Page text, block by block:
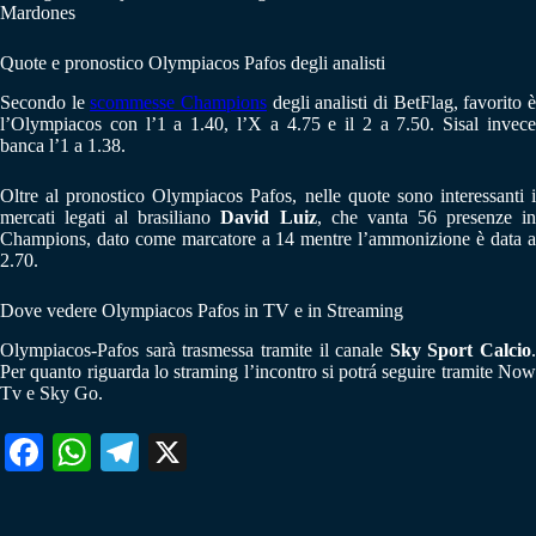
Mardones
Quote e pronostico Olympiacos Pafos degli analisti
Secondo lescommesse Champions degli analisti di BetFlag, favorito è
l’Olympiacos con l’1 a 1.40, l’X a 4.75 e il 2 a 7.50. Sisal invece
banca l’1 a 1.38.
Oltre al pronostico Olympiacos Pafos, nelle quote sono interessanti i
mercati legati al brasilianoDavid Luiz, che vanta 56 presenze in
Champions, dato come marcatore a 14 mentre l’ammonizione è data a
2.70.
Dove vedere Olympiacos Pafos in TV e in Streaming
Olympiacos-Pafos sarà trasmessa tramite il canale Sky Sport Calcio.
Per quanto riguarda lo straming l’incontro si potrá seguire tramite Now
Tv e Sky Go.
Fa W
Te